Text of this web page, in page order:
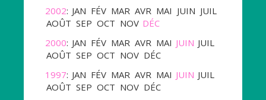
2002: JAN FÉV MAR AVR MAI JUIN JUIL
AOÛT SEP OCT NOV DÉC
2000: JAN FÉV MAR AVR MAI JUIN JUIL
AOÛT SEP OCT NOV DÉC
1997: JAN FÉV MAR AVR MAI JUIN JUIL
AOÛT SEP OCT NOV DÉC